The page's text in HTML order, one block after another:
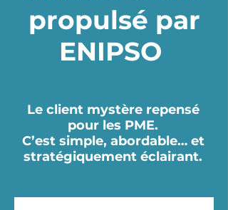
propulsé par
ENIPSO
Le client mystère repensé
pour les PME.
C’est simple, abordable… et
stratégiquement éclairant.